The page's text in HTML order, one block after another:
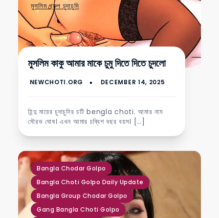
মুসলিম গ্রুপ চুদাচুদি
মুসলিম কাকু আমার মাকে চুমু দিতে দিতে চুদলো
হিন্দু মায়ের চুদাচুদির চটি bengla choti. আমার নাম
সৌরভ ঘোষ। এখন আমার চব্বিশ বছর বয়স। […]
Bangla Chodar Golpo ,
Bangla Choti Golpo Daily Update
,
Bangla Group Chodar Golpo
,
Gang Bangla Choti Golpo
, ,,